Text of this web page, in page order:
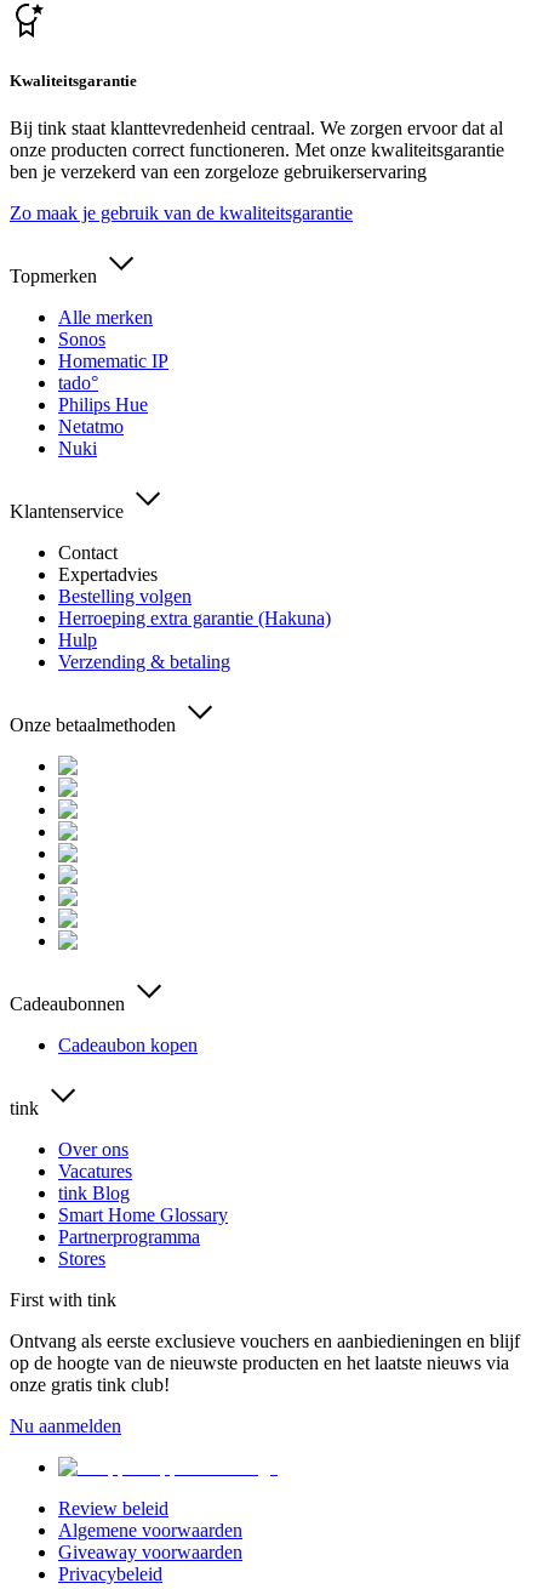
Kwaliteitsgarantie
Bij tink staat klanttevredenheid centraal. We zorgen ervoor dat al
onze producten correct functioneren. Met onze kwaliteitsgarantie
ben je verzekerd van een zorgeloze gebruikerservaring
Zo maak je gebruik van de kwaliteitsgarantie
Topmerken
Alle merken
Sonos
Homematic IP
tado°
Philips Hue
Netatmo
Nuki
Klantenservice
Contact
Expertadvies
Bestelling volgen
Herroeping extra garantie (Hakuna)
Hulp
Verzending & betaling
Onze betaalmethoden
Cadeaubonnen
Cadeaubon kopen
tink
Over ons
Vacatures
tink Blog
Smart Home Glossary
Partnerprogramma
Stores
First with tink
Ontvang als eerste exclusieve vouchers en aanbiedieningen en blijf
op de hoogte van de nieuwste producten en het laatste nieuws via
onze gratis tink club!
Nu aanmelden
Review beleid
Algemene voorwaarden
Giveaway voorwaarden
Privacybeleid